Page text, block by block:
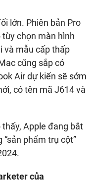
lớn. Phiên bản Pro
chọn màn hình
và mẫu cấp thấp
cũng sắp có
Air dự kiến sẽ sớm
có tên mã J614 và
Apple đang bắt
phẩm trụ cột”
của